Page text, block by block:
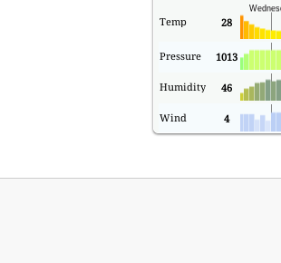
Temp 28
Pressure 1013
Humidity 46
Wind 4